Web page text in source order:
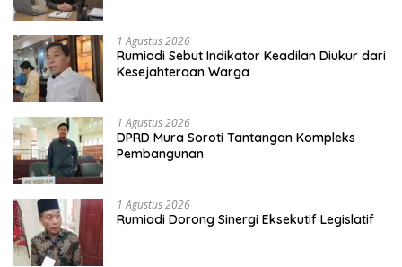
1 Agustus 2026
Rumiadi Sebut Indikator Keadilan Diukur dari
Kesejahteraan Warga
1 Agustus 2026
DPRD Mura Soroti Tantangan Kompleks
Pembangunan
1 Agustus 2026
Rumiadi Dorong Sinergi Eksekutif Legislatif